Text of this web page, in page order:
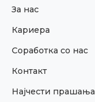
За нас
Кариера
Соработка со нас
Контакт
Најчести прашања